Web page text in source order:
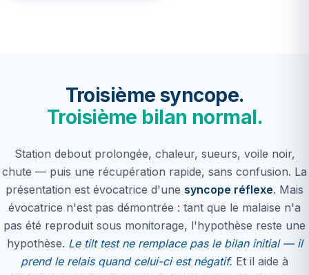
Troisième syncope.
Troisième bilan normal.
Station debout prolongée, chaleur, sueurs, voile noir,
chute — puis une récupération rapide, sans confusion. La
présentation est évocatrice d'une syncope réflexe. Mais
évocatrice n'est pas démontrée : tant que le malaise n'a
pas été reproduit sous monitorage, l'hypothèse reste une
hypothèse. Le tilt test ne remplace pas le bilan initial — il
prend le relais quand celui-ci est négatif. Et il aide à